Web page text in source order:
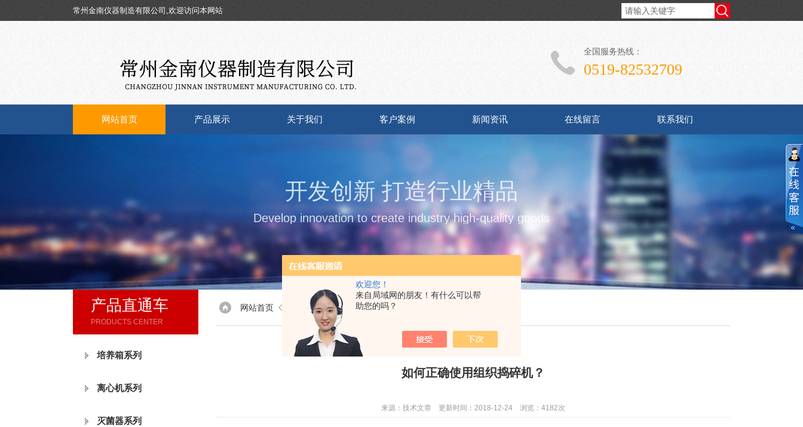
欢迎您！
来自局域网的朋友！有什么可以帮
助您的吗？
常州金南仪器制造有限公司,欢迎访问本网站
全国服务热线：
0519-82532709
网站首页 产品展示 关于我们 客户案例 新闻资讯 在线留言 联系我们
开发创新 打造行业精品
Develop innovation to create industry high-quality goods
产品直通车
PRODUCTS CENTER
培养箱系列
离心机系列
灭菌器系列
网站首页 ◇ 技术文章◇ 如何正确使用组织捣碎机？
如何正确使用组织捣碎机？
来源：技术文章 更新时间：2018-12-24 浏览：4182次